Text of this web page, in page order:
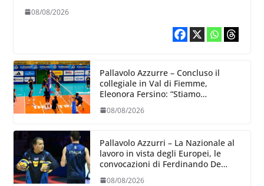
08/08/2026
Pallavolo Azzurre – Concluso il
collegiale in Val di Fiemme,
Eleonora Fersino: “Stiamo
lavorando su quei piccoli dettagli
dove poter migliorare”.
08/08/2026
Pallavolo Azzurri – La Nazionale al
lavoro in vista degli Europei, le
convocazioni di Ferdinando De
Giorgi
08/08/2026